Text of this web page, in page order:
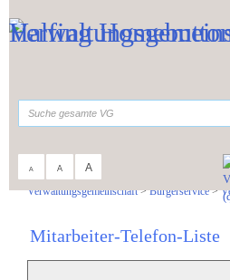
A A A
Verwaltungsgemeinschaft>Bürgerservice>
Mitarbeiter-Telefon-Liste